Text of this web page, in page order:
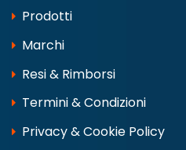
Prodotti
Marchi
Resi & Rimborsi
Termini & Condizioni
Privacy & Cookie Policy